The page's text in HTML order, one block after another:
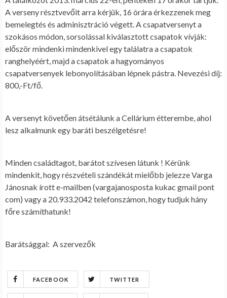
A verseny résztvevőit arra kérjük, 16 órára érkezzenek meg
bemelegtés és adminisztráció végett. A csapatversenyt a
szokásos módon, sorsolással kiválasztott csapatok vívják:
először mindenki mindenkivel egy találatra a csapatok
ranghelyéért, majd a csapatok a hagyományos
csapatversenyek lebonyolításában lépnek pástra. Nevezési díj:
800,-Ft/fő.
A versenyt követően átsétálunk a Cellárium étterembe, ahol
lesz alkalmunk egy baráti beszélgetésre!
Minden családtagot, barátot szívesen látunk ! Kérünk
mindenkit, hogy részvételi szándékát mielőbb jelezze Varga
Jánosnak írott e-mailben (vargajanosposta kukac gmail pont
com) vagy a 20.933.2042 telefonszámon, hogy tudjuk hány
főre számíthatunk!
Barátsággal: A szervezők
FACEBOOK TWITTER